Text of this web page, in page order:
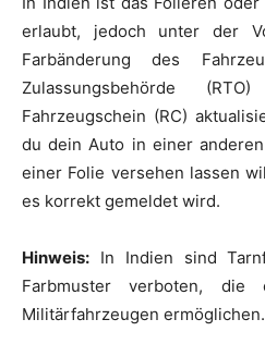
erlaubt, jedoch unter der
Farbänderung des
Zulassungsbehörde
Fahrzeugschein (RC)
du dein Auto in einer
einer Folie versehen lassen
es korrekt gemeldet wird.
Hinweis: In Indien sind
Farbmuster verboten, die
Militärfahrzeugen ermöglichen.